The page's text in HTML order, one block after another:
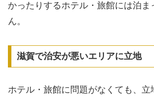
かったりするホテル・旅館には泊ま
ん。
滋賀で治安が悪いエリアに立地
ホテル・旅館に問題がなくても、立